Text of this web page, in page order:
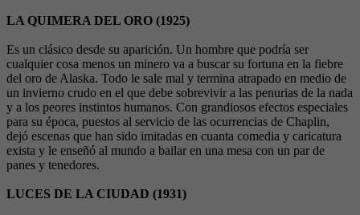
LA QUIMERA DEL ORO (1925)
Es un clásico desde su aparición. Un hombre que podría ser
cualquier cosa menos un minero va a buscar su fortuna en la fiebre
del oro de Alaska. Todo le sale mal y termina atrapado en medio de
un invierno crudo en el que debe sobrevivir a las penurias de la nada
y a los peores instintos humanos. Con grandiosos efectos especiales
para su época, puestos al servicio de las ocurrencias de Chaplin,
dejó escenas que han sido imitadas en cuanta comedia y caricatura
exista y le enseñó al mundo a bailar en una mesa con un par de
panes y tenedores.
LUCES DE LA CIUDAD (1931)